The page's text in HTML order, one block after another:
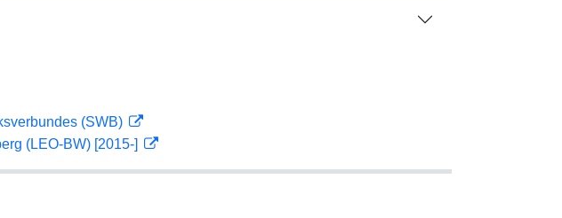
(SWB)
(LEO-BW) [2015-]